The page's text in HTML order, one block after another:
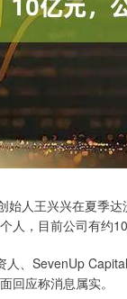
始人王兴兴在夏季
人，目前公司有约
、SevenUp
回应称消息属实。